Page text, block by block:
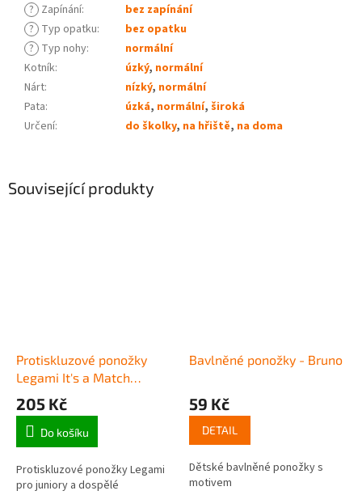
Související produkty
Protiskluzové ponožky
Legami It's a Match
(Adult) - Bunny
205 Kč
Do košíku
Protiskluzové ponožky Legami
pro juniory a dospělé
Bavlněné ponožky - Bruno
59 Kč
DETAIL
Dětské bavlněné ponožky s
motivem
? Zapínání:
bez zapínání
? Typ opatku:
bez opatku
? Typ nohy:
normální
Kotník: úzký, normální
Nárt: nízký, normální
Pata: úzká, normální, široká
Určení: do školky, na hřiště, na doma